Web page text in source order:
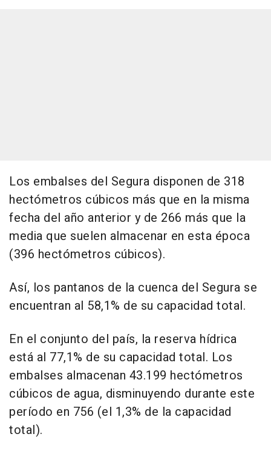
Los embalses del Segura disponen de 318
hectómetros cúbicos más que en la misma
fecha del año anterior y de 266 más que la
media que suelen almacenar en esta época
(396 hectómetros cúbicos).
Así, los pantanos de la cuenca del Segura se
encuentran al 58,1% de su capacidad total.
En el conjunto del país, la reserva hídrica
está al 77,1% de su capacidad total. Los
embalses almacenan 43.199 hectómetros
cúbicos de agua, disminuyendo durante este
período en 756 (el 1,3% de la capacidad
total).